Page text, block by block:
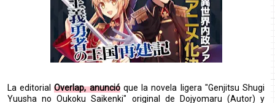
La editorialOverlap, anuncióque la novela ligera "Genjitsu Shugi
Yuusha no Oukoku Saikenki" original de Dojyomaru (Autor) y